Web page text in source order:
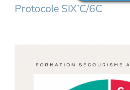
Protocole SIX’C/6C